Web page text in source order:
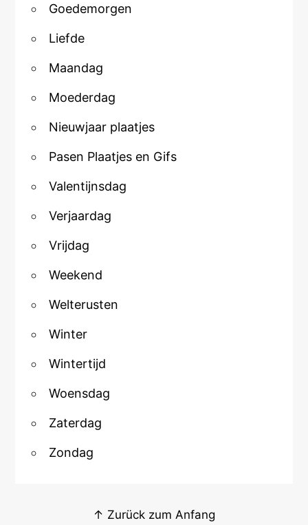
Goedemorgen
Liefde
Maandag
Moederdag
Nieuwjaar plaatjes
Pasen Plaatjes en Gifs
Valentijnsdag
Verjaardag
Vrijdag
Weekend
Welterusten
Winter
Wintertijd
Woensdag
Zaterdag
Zondag
↑ Zurück zum Anfang